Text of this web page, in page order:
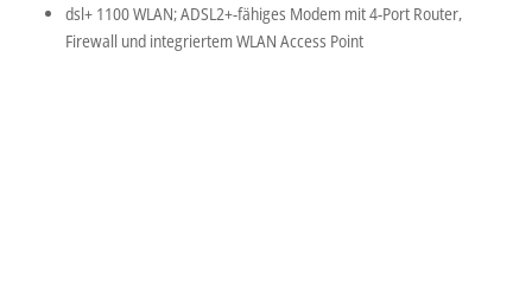
dsl+ 1100 WLAN; ADSL2+-fähiges Modem mit 4-Port Router,
Firewall und integriertem WLAN Access Point